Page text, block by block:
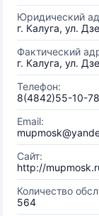
Юридический
г. Калуга, ул.
Фактический
г. Калуга, ул.
Телефон:
8(4842)55-10-78
Email:
Сайт:
http://
Количество
564